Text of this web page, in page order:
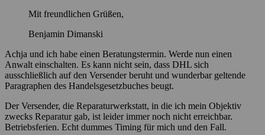
Mit freundlichen Grüßen,
Benjamin Dimanski
Achja und ich habe einen Beratungstermin. Werde nun einen
Anwalt einschalten. Es kann nicht sein, dass DHL sich
ausschließlich auf den Versender beruht und wunderbar geltende
Paragraphen des Handelsgesetzbuches beugt.
Der Versender, die Reparaturwerkstatt, in die ich mein Objektiv
zwecks Reparatur gab, ist leider immer noch nicht erreichbar.
Betriebsferien. Echt dummes Timing für mich und den Fall.